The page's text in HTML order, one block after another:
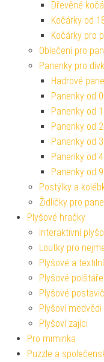
Dřevěné
Kočárky od
Kočárky pro
Oblečení pro
Panenky pro
Hadrové
Panenky od
Panenky od
Panenky od
Panenky od
Panenky od
Panenky od
Postýlky a
Židličky pro
Plyšové hračky
Interaktivní
Loutky pro
Plyšové a
Plyšové polštáře
Plyšové
Plyšoví medvědi
Plyšoví zajíci
Pro miminka
Puzzle a